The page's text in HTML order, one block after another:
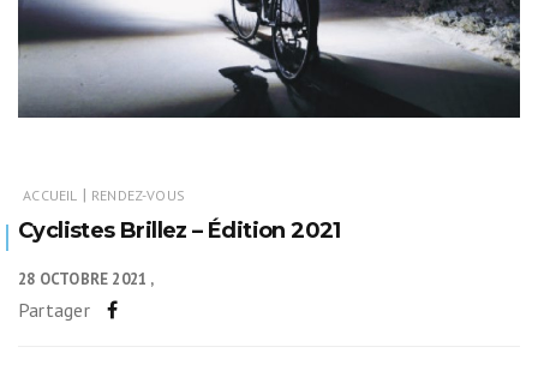
ACCUEIL | RENDEZ-VOUS
Cyclistes Brillez – Édition 2021
28 OCTOBRE 2021
Partager